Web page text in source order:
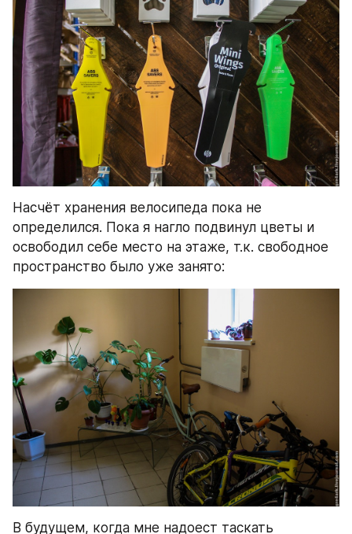
Насчёт хранения велосипеда пока не
определился. Пока я нагло подвинул цветы и
освободил себе место на этаже, т.к. свободное
пространство было уже занято:
В будущем, когда мне надоест таскать